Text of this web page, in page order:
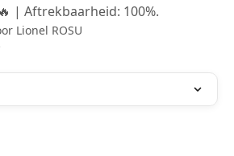
| Aftrekbaarheid: 100%.
Lionel ROSU